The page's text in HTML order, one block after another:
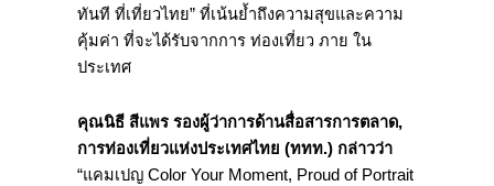
ทันที ที่เที่ยวไทย” ที่เน้นย้ำถึงความสุขและความ
คุ้มค่า ที่จะได้รับจากการ ท่องเที่ยว ภาย ใน
ประเทศ
คุณนิธี สีแพร รองผู้ว่าการด้านสื่อสารการตลาด,
การท่องเที่ยวแห่งประเทศไทย (ททท.) กล่าวว่า
“แคมเปญ Color Your Moment, Proud of Portrait